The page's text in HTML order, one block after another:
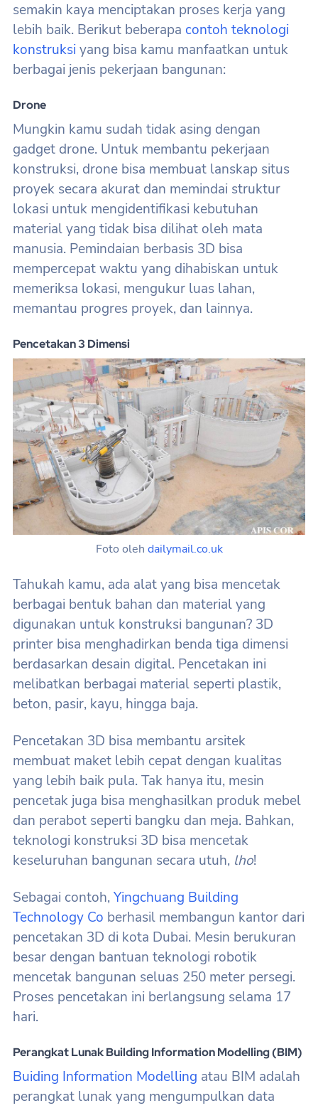
semakin kaya menciptakan proses kerja yang
lebih baik. Berikut beberapa contoh teknologi
konstruksiyang bisa kamu manfaatkan untuk
berbagai jenis pekerjaan bangunan:
Drone
Mungkin kamu sudah tidak asing dengan
gadget drone. Untuk membantu pekerjaan
konstruksi, drone bisa membuat lanskap situs
proyek secara akurat dan memindai struktur
lokasi untuk mengidentifikasi kebutuhan
material yang tidak bisa dilihat oleh mata
manusia. Pemindaian berbasis 3D bisa
mempercepat waktu yang dihabiskan untuk
memeriksa lokasi, mengukur luas lahan,
memantau progres proyek, dan lainnya.
Pencetakan 3 Dimensi
Foto oleh dailymail.co.uk
Tahukah kamu, ada alat yang bisa mencetak
berbagai bentuk bahan dan material yang
digunakan untuk konstruksi bangunan? 3D
printer bisa menghadirkan benda tiga dimensi
berdasarkan desain digital. Pencetakan ini
melibatkan berbagai material seperti plastik,
beton, pasir, kayu, hingga baja.
Pencetakan 3D bisa membantu arsitek
membuat maket lebih cepat dengan kualitas
yang lebih baik pula. Tak hanya itu, mesin
pencetak juga bisa menghasilkan produk mebel
dan perabot seperti bangku dan meja. Bahkan,
teknologi konstruksi 3D bisa mencetak
keseluruhan bangunan secara utuh, lho!
Sebagai contoh, Yingchuang Building
Technology Co berhasil membangun kantor dari
pencetakan 3D di kota Dubai. Mesin berukuran
besar dengan bantuan teknologi robotik
mencetak bangunan seluas 250 meter persegi.
Proses pencetakan ini berlangsung selama 17
hari.
Perangkat Lunak Building Information Modelling (BIM)
Buiding Information Modelling atau BIM adalah
perangkat lunak yang mengumpulkan data